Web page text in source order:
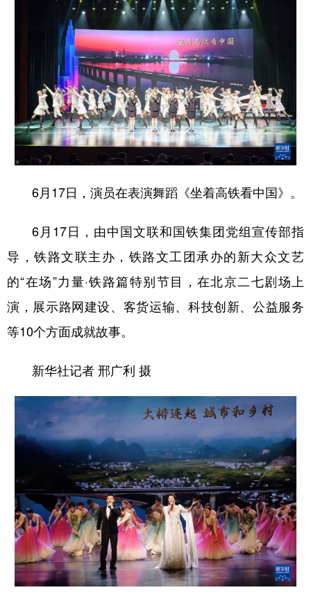
贵州 云南
甘肃 青海
内蒙古 黑龙江
多语种频道
English Español Français عربى
Русский язык 日本語 한국어
6月17日，演员在表演舞蹈《坐着高铁看中国》。
6月17日，由中国文联和国铁集团党组宣传部指
导，铁路文联主办，铁路文工团承办的新大众文艺
的“在场”力量·铁路篇特别节目，在北京二七剧场上
演，展示路网建设、客货运输、科技创新、公益服务
等10个方面成就故事。
新华社记者 邢广利 摄